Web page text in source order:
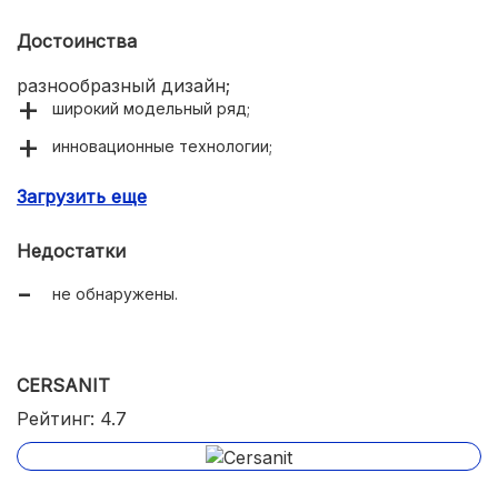
Достоинства
разнообразный дизайн;
широкий модельный ряд;
инновационные технологии;
Загрузить еще
Недостатки
не обнаружены.
CERSANIT
Рейтинг: 4.7